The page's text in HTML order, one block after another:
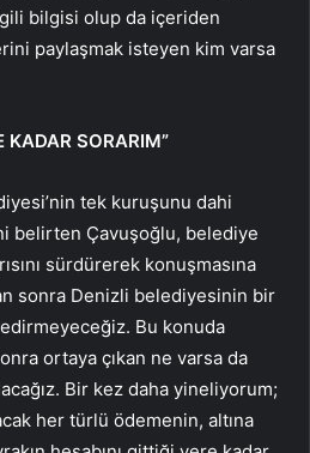
bilgisi olup da içeriden
paylaşmak isteyen kim varsa
KADAR SORARIM”
tek kuruşunu dahi
belirten Çavuşoğlu, belediye
sürdürerek konuşmasına
sonra Denizli belediyesinin bir
Bu konuda
ortaya çıkan ne varsa da
Bir kez daha yineliyorum;
her türlü ödemenin, altına